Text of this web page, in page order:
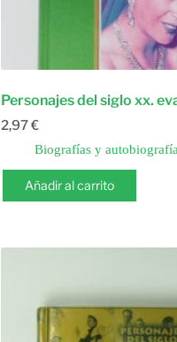
Personajes del siglo xx.
2,97€
Biografías y
Añadir al carrito